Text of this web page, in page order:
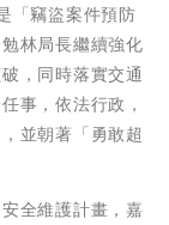
「竊盜案件預防
林局長繼續強化
，同時落實交通
事，依法行政，
並朝著「勇敢超
全維護計畫，嘉